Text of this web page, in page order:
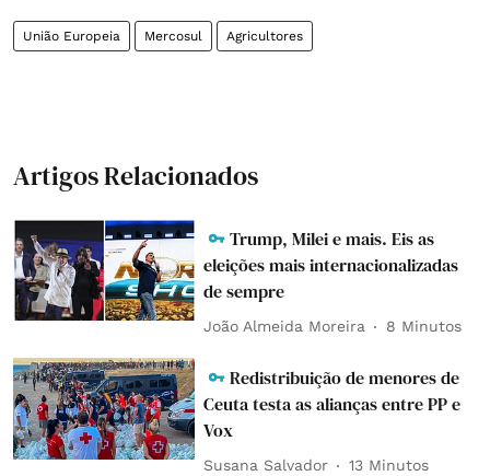
União Europeia Mercosul Agricultores
Artigos Relacionados
Trump, Milei e mais. Eis as
eleições mais internacionalizadas
de sempre
João Almeida Moreira 8 Minutos
Redistribuição de menores de
Ceuta testa as alianças entre PP e
Vox
Susana Salvador 13 Minutos